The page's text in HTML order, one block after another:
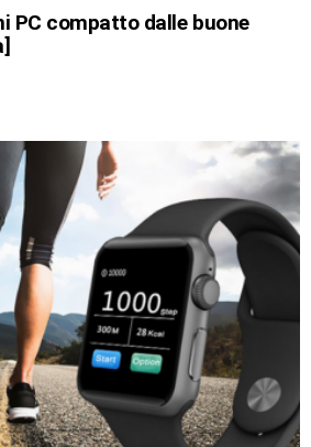
PC compatto dalle buone